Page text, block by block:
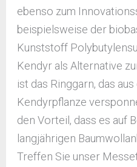
ebenso zum
beispielsweise der
Kunststoff
Kendyr als Alternative
ist das Ringgarn, das
Kendyrpflanze
den Vorteil, dass es auf
langjährigen
Treffen Sie unser